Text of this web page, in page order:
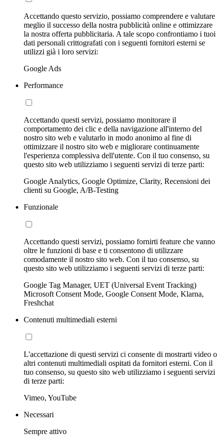
Accettando questo servizio, possiamo comprendere e valutare
meglio il successo della nostra pubblicità online e ottimizzare
la nostra offerta pubblicitaria. A tale scopo confrontiamo i tuoi
dati personali crittografati con i seguenti fornitori esterni se
utilizzi già i loro servizi:
Google Ads
Performance
Accettando questi servizi, possiamo monitorare il
comportamento dei clic e della navigazione all'interno del
nostro sito web e valutarlo in modo anonimo al fine di
ottimizzare il nostro sito web e migliorare continuamente
l'esperienza complessiva dell'utente. Con il tuo consenso, su
questo sito web utilizziamo i seguenti servizi di terze parti:
Google Analytics, Google Optimize, Clarity, Recensioni dei
clienti su Google, A/B-Testing
Funzionale
Accettando questi servizi, possiamo fornirti feature che vanno
oltre le funzioni di base e ti consentono di utilizzare
comodamente il nostro sito web. Con il tuo consenso, su
questo sito web utilizziamo i seguenti servizi di terze parti:
Google Tag Manager, UET (Universal Event Tracking)
Microsoft Consent Mode, Google Consent Mode, Klarna,
Freshchat
Contenuti multimediali esterni
L'accettazione di questi servizi ci consente di mostrarti video o
altri contenuti multimediali ospitati da fornitori esterni. Con il
tuo consenso, su questo sito web utilizziamo i seguenti servizi
di terze parti:
Vimeo, YouTube
Necessari
Sempre attivo